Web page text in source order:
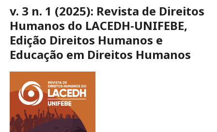
v. 3 n. 1 (2025): Revista de Direitos
Humanos do LACEDH-UNIFEBE,
Edição Direitos Humanos e
Educação em Direitos Humanos